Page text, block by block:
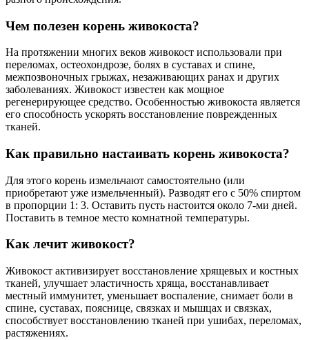
Чем полезен корень живокоста?
На протяжении многих веков живокост использовали при
переломах, остеохондрозе, болях в суставах и спине,
межпозвоночных грыжах, незаживающих ранах и других
заболеваниях. Живокост известен как мощное
регенерирующее средство. Особенностью живокоста является
его способность ускорять восстановление поврежденных
тканей.
Как правильно настаивать корень живокоста?
Для этого корень измельчают самостоятельно (или
приобретают уже измельченный). Разводят его с 50% спиртом
в пропорции 1: 3. Оставить пусть настоится около 7-ми дней.
Поставить в темное место комнатной температуры.
Как лечит живокост?
Живокост активизирует восстановление хрящевых и костных
тканей, улучшает эластичность хряща, восстанавливает
местный иммунитет, уменьшает воспаление, снимает боли в
спине, суставах, пояснице, связках и мышцах и связках,
способствует восстановлению тканей при ушибах, переломах,
растяжениях.